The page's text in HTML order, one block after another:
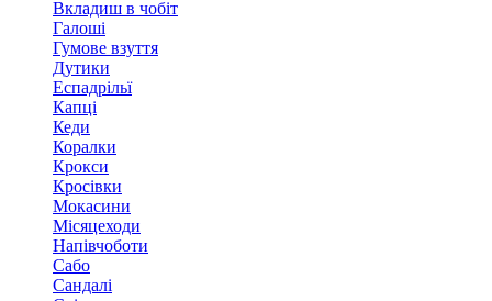
Вкладиш в чобіт
Галоші
Гумове взуття
Дутики
Еспадрільї
Капці
Кеди
Коралки
Крокси
Кросівки
Мокасини
Місяцеходи
Напівчоботи
Сабо
Сандалі